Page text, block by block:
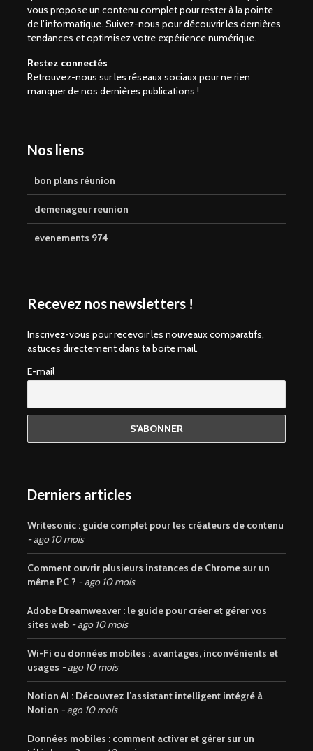
vous propose un contenu complet pour rester à la pointe
de l’informatique. Suivez-nous pour découvrir les dernières
tendances et optimisez votre expérience numérique.
Restez connectés
Retrouvez-nous sur les réseaux sociaux pour ne rien
manquer de nos dernières publications !
Nos liens
bon plans réunion
demenageur reunion
evenements 974
Recevez nos newsletters !
Inscrivez-vous pour recevoir les nouveaux comparatifs,
astuces directement dans ta boite mail.
E-mail
Derniers articles
Writesonic : guide complet pour les créateurs de contenu
ago 10 mois
Comment ouvrir plusieurs instances de Chrome sur un
même PC ?
ago 10 mois
Adobe Dreamweaver : le guide pour créer et gérer vos
sites web
ago 10 mois
Wi-Fi ou données mobiles : avantages, inconvénients et
usages
ago 10 mois
Notion AI : Découvrez l’assistant intelligent intégré à
Notion
ago 10 mois
Données mobiles : comment activer et gérer sur un